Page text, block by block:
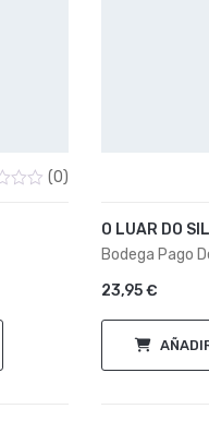
(0)
O LUAR DO
Bodega Pago
23,95€